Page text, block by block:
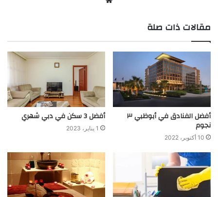
مقالات ذات صلة
أفضل الفنادق في أبوظبي ٣
نجوم
10 أكتوبر، 2022
أفضل 3 سكن في دبي شهري
1 يناير، 2023